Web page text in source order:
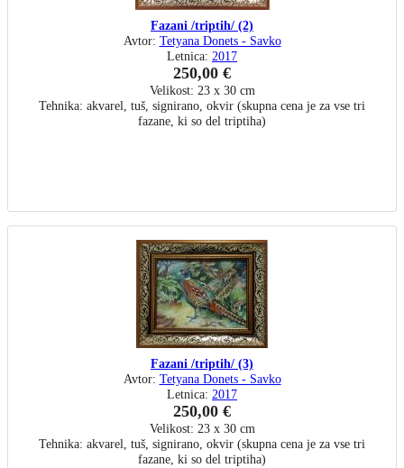
Fazani /triptih/ (2)
Avtor: Tetyana Donets - Savko
Letnica: 2017
250,00 €
Velikost: 23 x 30 cm
Tehnika: akvarel, tuš, signirano, okvir (skupna cena je za vse tri
fazane, ki so del triptiha)
Fazani /triptih/ (3)
Avtor: Tetyana Donets - Savko
Letnica: 2017
250,00 €
Velikost: 23 x 30 cm
Tehnika: akvarel, tuš, signirano, okvir (skupna cena je za vse tri
fazane, ki so del triptiha)